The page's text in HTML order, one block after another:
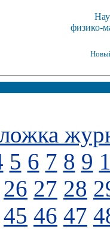
физико-
5 6 7 8 9
26 27 28
45 46 47